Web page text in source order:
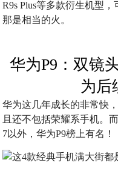
R9s Plus等多款衍生机型
那是相当的火。
华为P9：双镜
为后
华为这几年成长的非常快
且还不包括荣耀系手机。
7以外，华为P9榜上有名！